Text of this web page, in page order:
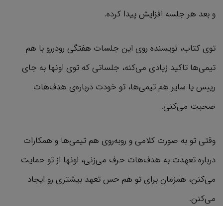
و بعد هر جلسه افزایش پیدا ‌کرده.
توی کتاب، نویسنده روی این جلسات هفتگی رودررو با هم
تیمی‌ها تاکید زیادی می‌کنه، جلساتی که توی اونها به جای
رییس یا سایر هم تیمی‌ها، تو خودت درباره‌ی هدف‌هات
صحبت می‌کنی.
وقتی تو به صورت کلامی و روبه‌روی هم تیمی‌ها و همکارات
درباره تعهدت به هدف‌هات حرف می‌زنی، اونها از تو حمایت
می‌کنن، همزمان برای تو هم حس تعهد بیشتری رو ایجاد
می‌کنن.